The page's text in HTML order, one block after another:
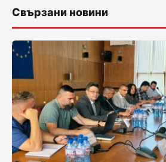
Свързани новини